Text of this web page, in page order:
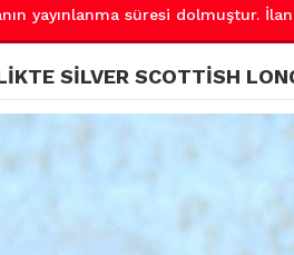
yayınlanma süresi dolmuştur.
SİLVER SCOTTİSH